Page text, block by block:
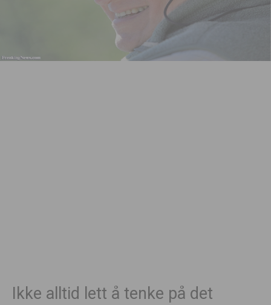
Ikke alltid lett å tenke på det